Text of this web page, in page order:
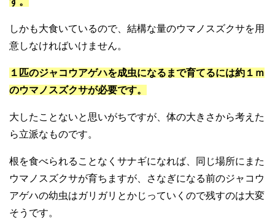
しかも大食いているので、結構な量のウマノスズクサを用
意しなければいけません。
１匹のジャコウアゲハを成虫になるまで育てるには約１ｍ
のウマノスズクサが必要です。
大したことないと思いがちですが、体の大きさから考えた
ら立派なものです。
根を食べられることなくサナギになれば、同じ場所にまた
ウマノスズクサが育ちますが、さなぎになる前のジャコウ
アゲハの幼虫はガリガリとかじっていくので残すのは大変
そうです。